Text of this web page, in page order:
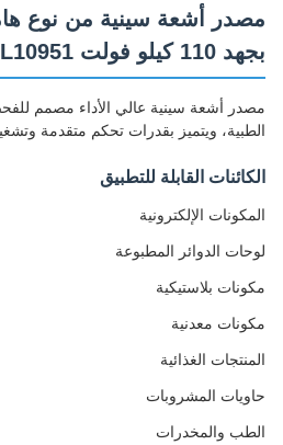
مصدر أشعة سينية من نوع
بجهد 110 كيلو فولت L10951
مصدر أشعة سينية عالي الأداء مصمم
الطبية، ويتميز بقدرات تحكم متقدمة
الكائنات القابلة للتطبيق
المكونات الإلكترونية
لوحات الدوائر المطبوعة
مكونات بلاستيكية
مكونات معدنية
المنتجات الغذائية
حاويات المشروبات
الطب والمخدرات